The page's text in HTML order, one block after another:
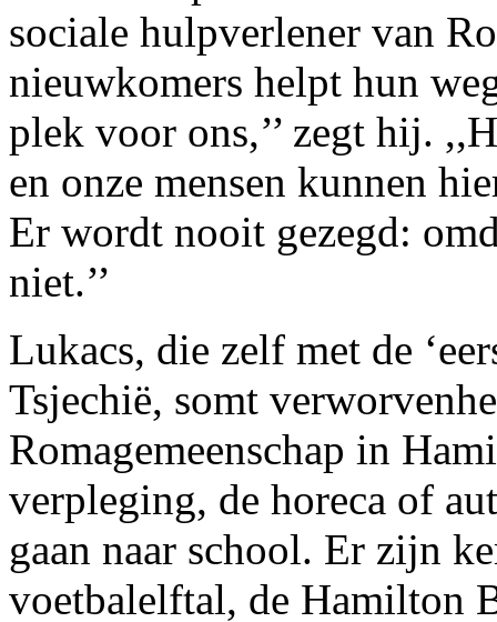
sociale hulpverlener van
nieuwkomers helpt hun
plek voor ons,’’ zegt hij.
en onze mensen kunnen
Er wordt nooit gezegd:
niet.’’
Lukacs, die zelf met de
Tsjechië, somt
Romagemeenschap in
verpleging, de horeca of
gaan naar school. Er zijn
voetbalelftal, de Hamilton